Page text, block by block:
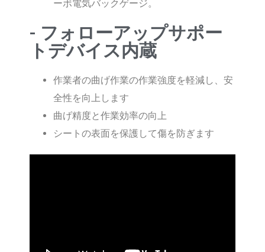
ーボ電気バックゲージ。
- フォローアップサポー
トデバイス内蔵
作業者の曲げ作業の作業強度を軽減し、安
全性を向上します
曲げ精度と作業効率の向上
シートの表面を保護して傷を防ぎます